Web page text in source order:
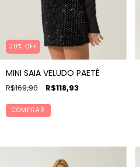
30% OFF
MINI SAIA VELUDO PAETÊ
R$169,90 R$118,93
COMPRAR